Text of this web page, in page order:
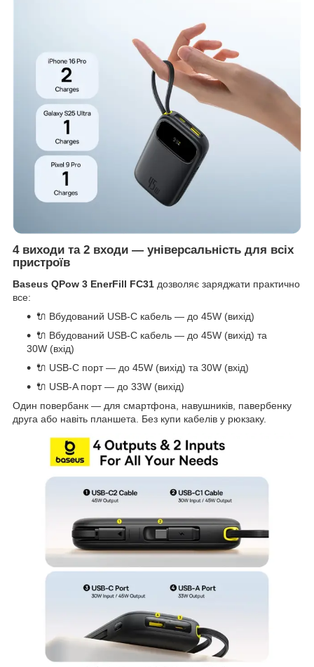
4 виходи та 2 входи — універсальність для всіх
пристроїв
Baseus QPow 3 EnerFill FC31 дозволяє заряджати практично
все:
🔌 Вбудований USB-C кабель — до 45W (вихід)
🔌 Вбудований USB-C кабель — до 45W (вихід) та
30W (вхід)
🔌 USB-C порт — до 45W (вихід) та 30W (вхід)
🔌 USB-A порт — до 33W (вихід)
Один повербанк — для смартфона, навушників, павербенку
друга або навіть планшета. Без купи кабелів у рюкзаку.